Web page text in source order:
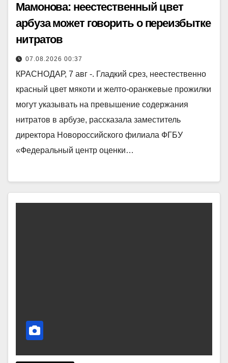
Мамонова: неестественный цвет
арбуза может говорить о переизбытке
нитратов
07.08.2026 00:37
КРАСНОДАР, 7 авг -. Гладкий срез, неестественно
красный цвет мякоти и желто-оранжевые прожилки
могут указывать на превышение содержания
нитратов в арбузе, рассказала заместитель
директора Новороссийского филиала ФГБУ
«Федеральный центр оценки…